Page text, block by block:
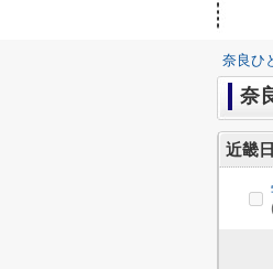
奈良ひ
奈
近畿